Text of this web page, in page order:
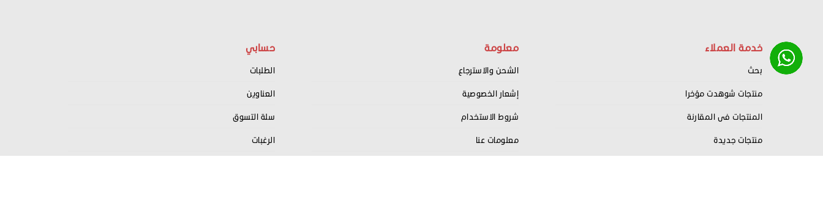
خدمة العملاء
بحث
منتجات شوهدت مؤخرا
المنتجات فى المقارنة
منتجات جديدة
معلومة
الشحن والاسترجاع
إشعار الخصوصية
شروط الاستخدام
معلومات عنا
حسابي
الطلبات
العناوين
سلة التسوق
الرغبات